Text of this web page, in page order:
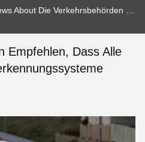
Empfehlen, Dass Alle